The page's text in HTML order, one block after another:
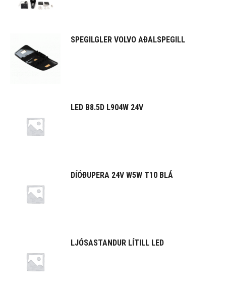
SPEGILGLER VOLVO AÐALSPEGILL
LED B8.5D L904W 24V
DÍÓÐUPERA 24V W5W T10 BLÁ
LJÓSASTANDUR LÍTILL LED